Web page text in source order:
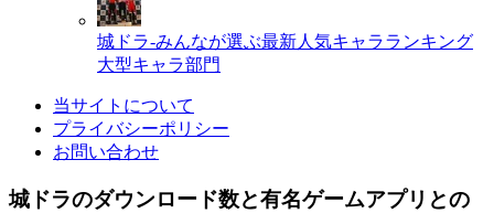
城ドラ-みんなが選ぶ最新人気キャラランキング
大型キャラ部門
当サイトについて
プライバシーポリシー
お問い合わせ
城ドラのダウンロード数と有名ゲームアプリとの